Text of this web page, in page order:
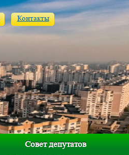
Контакты
Совет депутатов